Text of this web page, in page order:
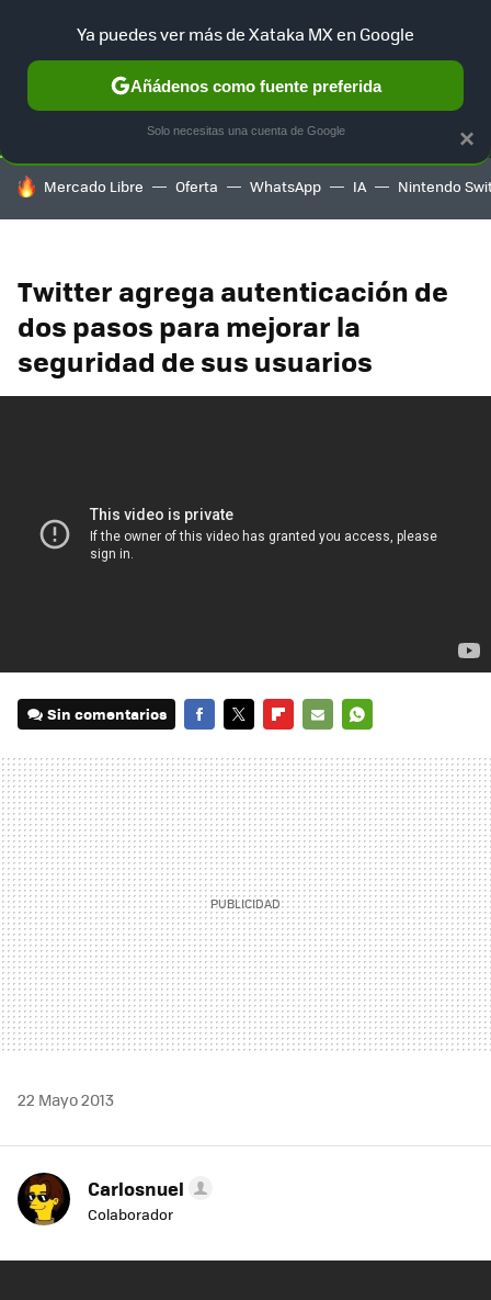
SELECCIÓN GAMING HOME AUTO TERRITORIO
HOY SE HABLA DE
Mercado Libre Oferta WhatsApp IA Nintendo
Twitter agrega autenticación de
dos pasos para mejorar la
seguridad de sus usuarios
Sin comentarios
MAIL
22 Mayo 2013
Carlosnuel
Colaborador
×
Ya puedes ver más de Xataka MX en Google
Añádenos como fuente preferida
Solo necesitas una cuenta de Google